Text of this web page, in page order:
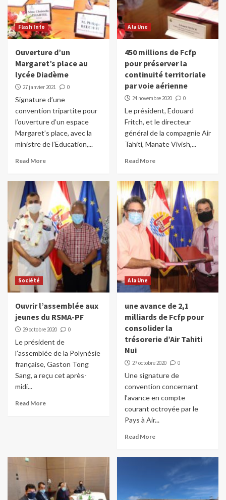
Flash Info
Ouverture d’un
Margaret’s place au
lycée Diadème
27 janvier 2021 0
Signature d’une
convention tripartite pour
l’ouverture d’un espace
Margaret’s place, avec la
ministre de l’Education,...
Read More
A la Une
450 millions de Fcfp
pour préserver la
continuité territoriale
par voie aérienne
24 novembre 2020 0
Le président, Edouard
Fritch, et le directeur
général de la compagnie Air
Tahiti, Manate Vivish,...
Read More
Société
Ouvrir l’assemblée aux
jeunes du RSMA-PF
29 octobre 2020 0
Le président de
l’assemblée de la Polynésie
française, Gaston Tong
Sang, a reçu cet après-
midi...
Read More
A la Une
une avance de 2,1
milliards de Fcfp pour
consolider la
trésorerie d’Air Tahiti
Nui
27 octobre 2020 0
Une signature de
convention concernant
l’avance en compte
courant octroyée par le
Pays à Air...
Read More